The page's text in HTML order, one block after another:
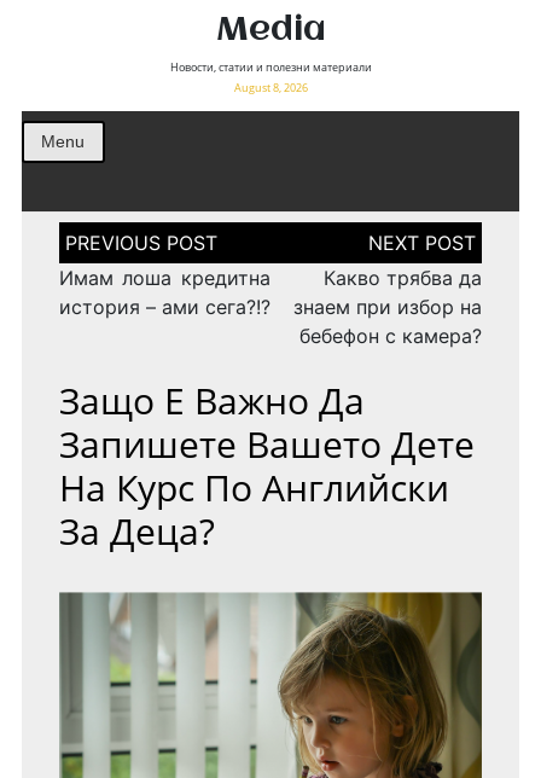
Media
Новости, статии и полезни материали
August 8, 2026
Menu
Post
navigation
Имам лоша кредитна
история – ами сега?!?
Какво трябва да
знаем при избор на
бебефон с камера?
Защо Е Важно Да
Запишете Вашето Дете
На Курс По Английски
За Деца?